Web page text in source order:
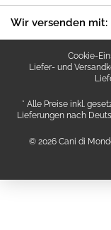
Wir versenden mit:
Cookie-
Liefer- und
* Alle Preise inkl.
Lieferungen nach
© 2026 Cani di